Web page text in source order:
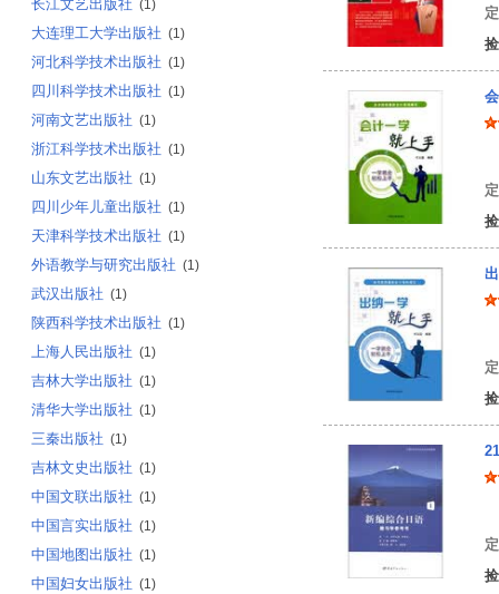
长江文艺出版社 (1)
大连理工大学出版社 (1)
河北科学技术出版社 (1)
四川科学技术出版社 (1)
河南文艺出版社 (1)
浙江科学技术出版社 (1)
山东文艺出版社 (1)
四川少年儿童出版社 (1)
天津科学技术出版社 (1)
外语教学与研究出版社 (1)
武汉出版社 (1)
陕西科学技术出版社 (1)
上海人民出版社 (1)
吉林大学出版社 (1)
清华大学出版社 (1)
三秦出版社 (1)
吉林文史出版社 (1)
中国文联出版社 (1)
中国言实出版社 (1)
中国地图出版社 (1)
中国妇女出版社 (1)